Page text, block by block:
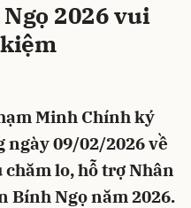
2026 vui
Minh Chính ký
ngày 09/02/2026 về
lo, hỗ trợ Nhân
Bính Ngọ năm 2026.